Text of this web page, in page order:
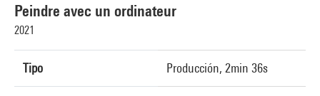
Peindre avec un ordinateur
2021
Tipo Producción, 2min 36s